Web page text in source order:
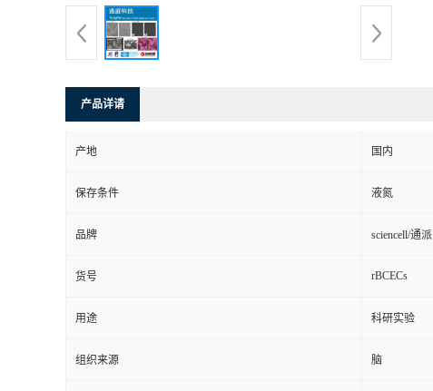
产品详请
产地 国内
保存条件 液氮
品牌 sciencell/通派
货号 rBCECs
用途 科研实验
组织来源 脑